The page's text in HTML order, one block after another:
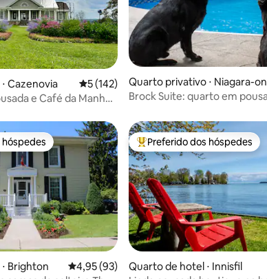
5, 21 avaliações
Cazenovia 5 de uma avaliação média de 5, 142
5 (142)
e Café da Manhã -
Quarto privativo ⋅ Niagara-
e-Lake
Brock Suite: quarto em
preferidos dos hóspedes
Brighton 4,95 de uma avaliação média de 5, 93
4,95 (93)
Entre os melhores preferidos
Preferido dos hóspedes
Quarto de hotel ⋅ Innisfil